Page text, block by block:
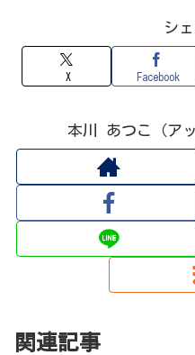
シ
X Facebook
本川 あつこ（ア
関連記事